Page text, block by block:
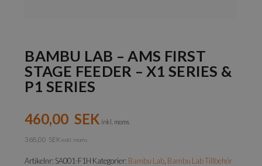
BAMBU LAB – AMS FIRST
STAGE FEEDER – X1 SERIES &
P1 SERIES
460,00 SEK inkl. moms
368,00 SEK exkl. moms
Artikelnr: SA001-F1H Kategorier: Bambu Lab Bambu Lab Tillbehör